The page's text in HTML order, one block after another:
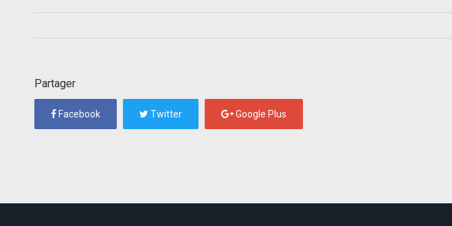
Partager
Facebook Twitter Google Plus